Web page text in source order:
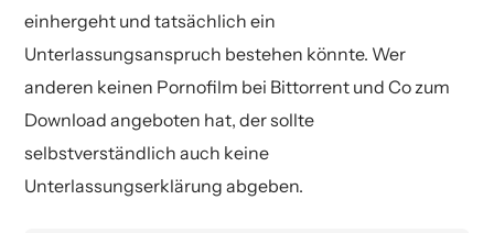
einhergeht und tatsächlich ein
Unterlassungsanspruch bestehen könnte. Wer
anderen keinen Pornofilm bei Bittorrent und Co zum
Download angeboten hat, der sollte
selbstverständlich auch keine
Unterlassungserklärung abgeben.